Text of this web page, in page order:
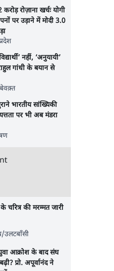
रोज़ाना खर्चः योगी
पर उड़ाने में मोदी 3.0
नहीं, ‘अनुयायी’
गांधी के बयान से
भारतीय सांख्यिकी
पर भी अब मंडरा
के चरित्र की मरम्मत जारी
उलटबाँसी
आक्रोश के बाद संघ
प्रो. अपूर्वानंद ने